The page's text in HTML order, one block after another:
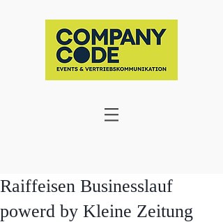
Raiffeisen Businesslauf
powerd by Kleine Zeitung